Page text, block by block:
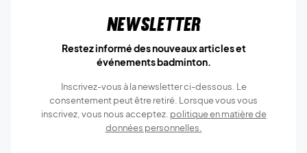
Newsletter
Restez informé des nouveaux articles et
événements badminton.
Inscrivez-vous à la newsletter ci-dessous. Le
consentement peut être retiré. Lorsque vous vous
inscrivez, vous nous acceptez. politique en matière de
données personnelles.